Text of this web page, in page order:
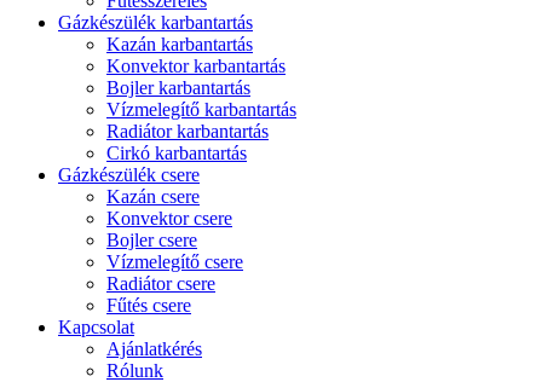
Gázkészülék karbantartás
Kazán karbantartás
Konvektor karbantartás
Bojler karbantartás
Vízmelegítő karbantartás
Radiátor karbantartás
Cirkó karbantartás
Gázkészülék csere
Kazán csere
Konvektor csere
Bojler csere
Vízmelegítő csere
Radiátor csere
Fűtés csere
Kapcsolat
Ajánlatkérés
Rólunk